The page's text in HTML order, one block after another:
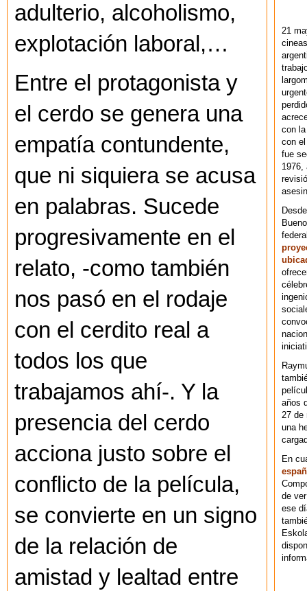
adulterio, alcoholismo,
explotación laboral,…
Entre el protagonista y
el cerdo se genera una
empatía contundente,
que ni siquiera se acusa
en palabras. Sucede
progresivamente en el
relato, -como también
nos pasó en el rodaje
con el cerdito real a
todos los que
trabajamos ahí-. Y la
presencia del cerdo
acciona justo sobre el
conflicto de la película,
se convierte en un signo
de la relación de
amistad y lealtad entre
21
con
con
fue
1976,
años
27 de
una
En
de
ese